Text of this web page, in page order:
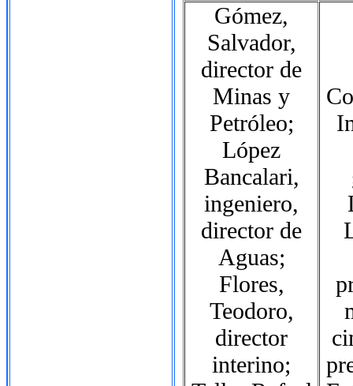
Gómez,
Salvador,
director de
Minas y
Petróleo;
López
Bancalari,
ingeniero,
director de
Aguas;
Flores,
Teodoro,
director
interino;